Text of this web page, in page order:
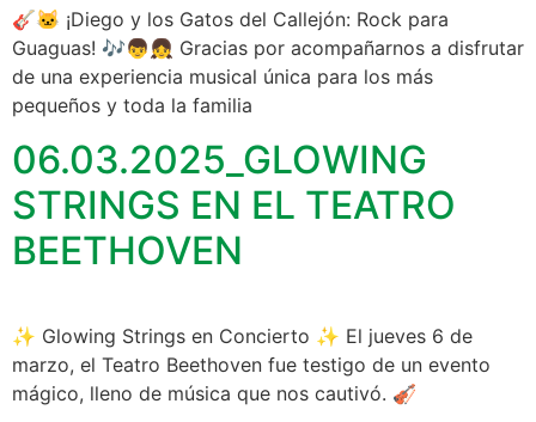
🎸🐱 ¡Diego y los Gatos del Callejón: Rock para
Guaguas! 🎶👦👧 Gracias por acompañarnos a disfrutar
de una experiencia musical única para los más
pequeños y toda la familia
06.03.2025_GLOWING
STRINGS EN EL TEATRO
BEETHOVEN
✨ Glowing Strings en Concierto ✨ El jueves 6 de
marzo, el Teatro Beethoven fue testigo de un evento
mágico, lleno de música que nos cautivó. 🎻